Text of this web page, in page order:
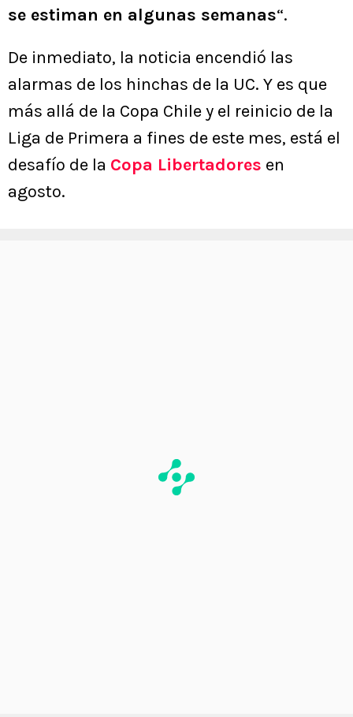
se estiman en algunas semanas“.
De inmediato, la noticia encendió las
alarmas de los hinchas de la UC. Y es que
más allá de la Copa Chile y el reinicio de la
Liga de Primera a fines de este mes, está el
desafío de la Copa Libertadores en
agosto.